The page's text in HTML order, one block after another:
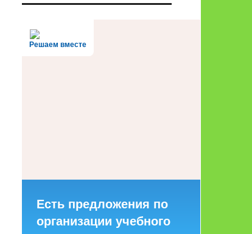
Решаем вместе
Есть предложения по
организации учебного